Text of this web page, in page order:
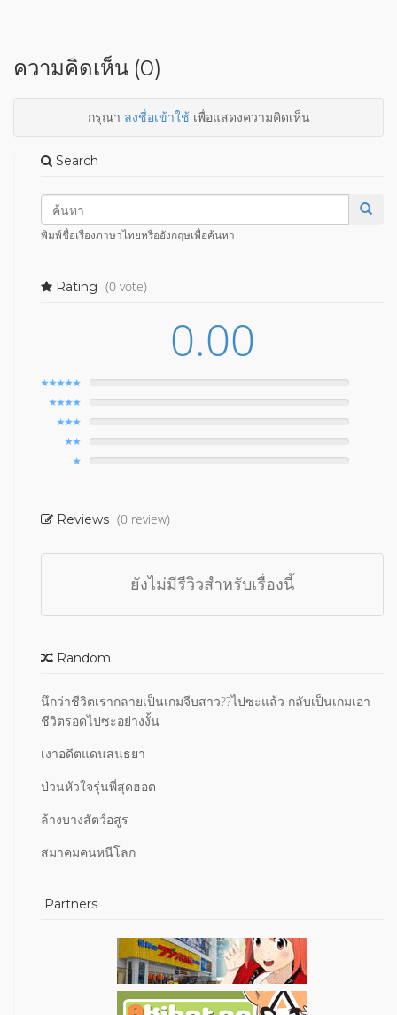
ความคิดเห็น (0)
กรุณา ลงชื่อเข้าใช้เพื่อแสดงความคิดเห็น
Search
พิมพ์ชื่อเรื่องภาษาไทยหรืออังกฤษเพื่อค้นหา
Rating (0 vote)
0.00
Reviews (0 review)
ยังไม่มีรีวิวสำหรับเรื่องนี้
Random
นึกว่าชีวิตเรากลายเป็นเกมจีบสาว??ไปซะแล้ว กลับเป็นเกมเอา
ชีวิตรอดไปซะอย่างงั้น
เงาอดีตแดนสนธยา
ป่วนหัวใจรุ่นพี่สุดฮอต
ล้างบางสัตว์อสูร
สมาคมคนหนีโลก
Partners